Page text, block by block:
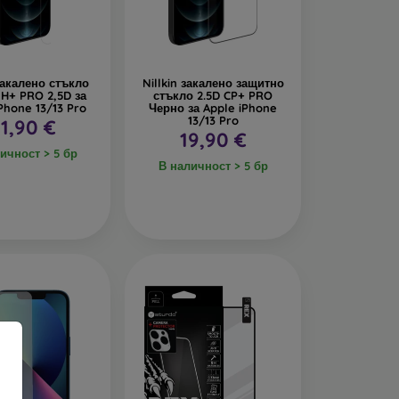
удари.
прави дисплея невидим под определен ъгъл.
количеството на синята светлина,
избора на защитно
0,2 и 0,4 мм. Върху отделните модели е
е
. Закаленото стъкло така издържа на
такова с
олеофобно покритие
и петна, и се почиства лесно.
стъкло
PRO 2,5D за
13/13 Pro
€
> 5 бр
Nillkin закалено защитно
стъкло 2.5D CP+ PRO
Черно за Apple iPhone
13/13 Pro
19,90 €
В наличност > 5 бр